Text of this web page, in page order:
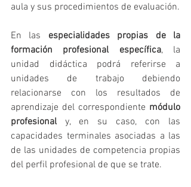
aula y sus procedimientos de evaluación.
En las especialidades propias de la
formación profesional específica, la
unidad didáctica podrá referirse a
unidades de trabajo debiendo
relacionarse con los resultados de
aprendizaje del correspondiente módulo
profesional y, en su caso, con las
capacidades terminales asociadas a las
de las unidades de competencia propias
del perfil profesional de que se trate.